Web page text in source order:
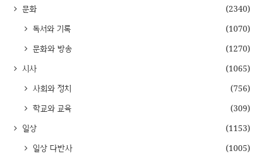
문화
(2340)
독서와 기록
(1070)
문화와 방송
(1270)
시사
(1065)
사회와 정치
(756)
학교와 교육
(309)
일상
(1153)
일상 다반사
(1005)